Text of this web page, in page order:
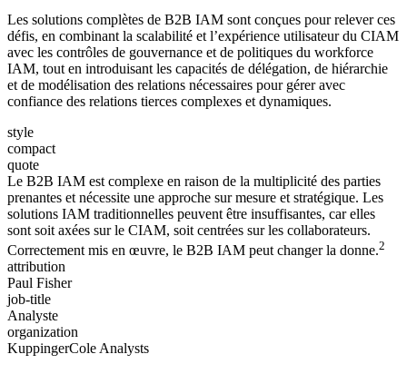
Les solutions complètes de B2B IAM sont conçues pour relever ces
défis, en combinant la scalabilité et l’expérience utilisateur du CIAM
avec les contrôles de gouvernance et de politiques du workforce
IAM, tout en introduisant les capacités de délégation, de hiérarchie
et de modélisation des relations nécessaires pour gérer avec
confiance des relations tierces complexes et dynamiques.
style
compact
quote
Le B2B IAM est complexe en raison de la multiplicité des parties
prenantes et nécessite une approche sur mesure et stratégique. Les
solutions IAM traditionnelles peuvent être insuffisantes, car elles
sont soit axées sur le CIAM, soit centrées sur les collaborateurs.
Correctement mis en œuvre, le B2B IAM peut changer la donne.2
attribution
Paul Fisher
job-title
Analyste
organization
KuppingerCole Analysts